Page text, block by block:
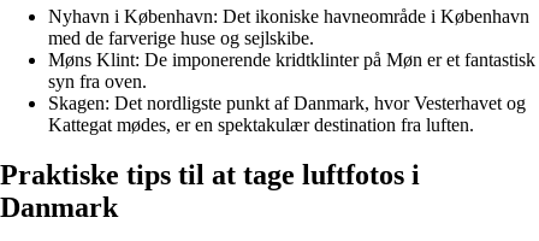
Nyhavn i København: Det ikoniske havneområde i København
med de farverige huse og sejlskibe.
Møns Klint: De imponerende kridtklinter på Møn er et fantastisk
syn fra oven.
Skagen: Det nordligste punkt af Danmark, hvor Vesterhavet og
Kattegat mødes, er en spektakulær destination fra luften.
Praktiske tips til at tage luftfotos i
Danmark